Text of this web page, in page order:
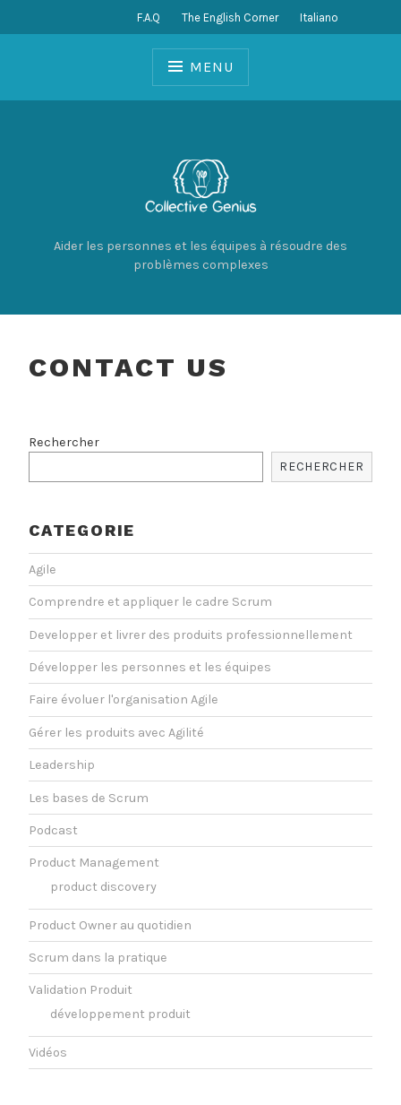
to
F.A.Q The English Corner Italiano
MENU
Aider les personnes et les équipes à résoudre des
problèmes complexes
CONTACT US
Rechercher
RECHERCHER
CATEGORIE
Agile
Comprendre et appliquer le cadre Scrum
Developper et livrer des produits professionnellement
Développer les personnes et les équipes
Faire évoluer l'organisation Agile
Gérer les produits avec Agilité
Leadership
Les bases de Scrum
Podcast
Product Management
product discovery
Product Owner au quotidien
Scrum dans la pratique
Validation Produit
développement produit
Vidéos